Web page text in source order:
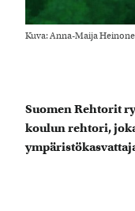
Kuva: Anna-Maija
Suomen Rehtorit
koulun rehtori,